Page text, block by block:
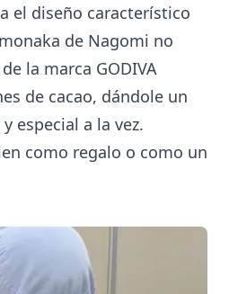
el diseño característico
de Nagomi no
la marca GODIVA
de cacao, dándole un
especial a la vez.
como regalo o como un